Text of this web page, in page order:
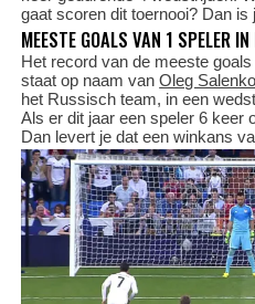
gaat scoren dit toernooi? Dan
MEESTE GOALS VAN 1 SPELER
Het record van de meeste
staat op naam vanOleg Salenko
het Russisch team, in een
Als er dit jaar een speler 6 keer
Dan levert je dat een winkans